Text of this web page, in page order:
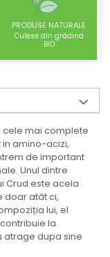
PRODUSE NATURALE
Culese din grădina
BIO
cele mai complete
amino-acizi,
de important
Unul dintre
Crud este acela
doar atât ci,
lui, el
la
atrage dupa sine